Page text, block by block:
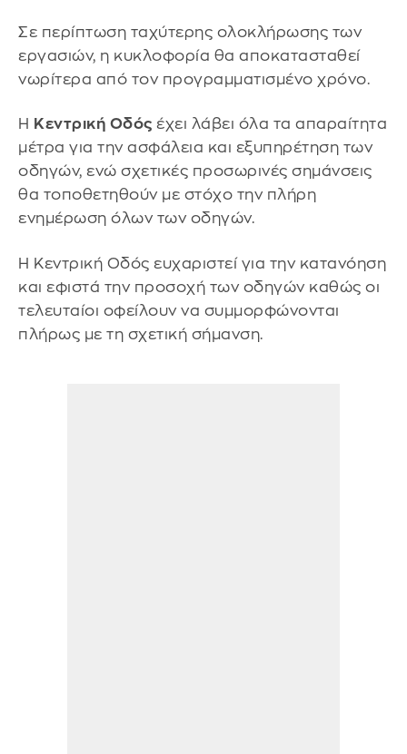
Σε περίπτωση ταχύτερης ολοκλήρωσης των
εργασιών, η κυκλοφορία θα αποκατασταθεί
νωρίτερα από τον προγραμματισμένο χρόνο.
Η Κεντρική Οδός έχει λάβει όλα τα απαραίτητα
μέτρα για την ασφάλεια και εξυπηρέτηση των
οδηγών, ενώ σχετικές προσωρινές σημάνσεις
θα τοποθετηθούν με στόχο την πλήρη
ενημέρωση όλων των οδηγών.
Η Κεντρική Οδός ευχαριστεί για την κατανόηση
και εφιστά την προσοχή των οδηγών καθώς οι
τελευταίοι οφείλουν να συμμορφώνονται
πλήρως με τη σχετική σήμανση.